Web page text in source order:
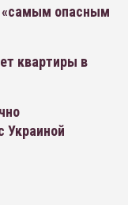
«самым опасным
квартиры в
Украиной